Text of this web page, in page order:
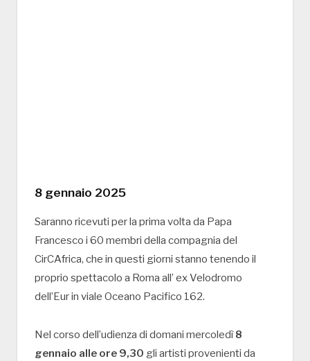
8 gennaio 2025
Saranno ricevuti per la prima volta da Papa
Francesco i 60 membri della compagnia del
CirCAfrica, che in questi giorni stanno tenendo il
proprio spettacolo a Roma all’ ex Velodromo
dell’Eur in viale Oceano Pacifico 162.
Nel corso dell’udienza di domani mercoledì8
gennaio alle ore 9,30 gli artisti provenienti da